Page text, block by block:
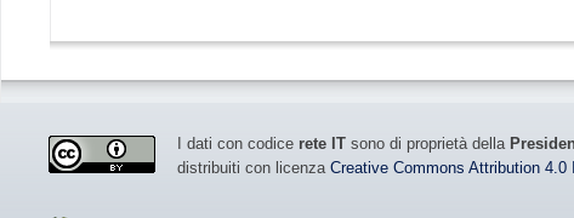
I dati con codice rete IT sono di proprietà della
distribuiti con licenza Creative Commons Attribution 4.0